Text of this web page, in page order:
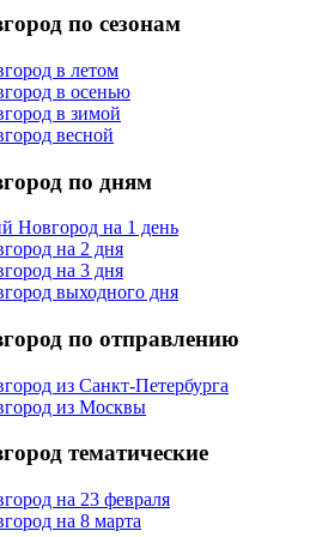
по сезонам
в летом
в осенью
в зимой
весной
по дням
Новгород на 1 день
на 2 дня
на 3 дня
выходного дня
по отправлению
из Санкт-Петербурга
из Москвы
тематические
на 23 февраля
на 8 марта